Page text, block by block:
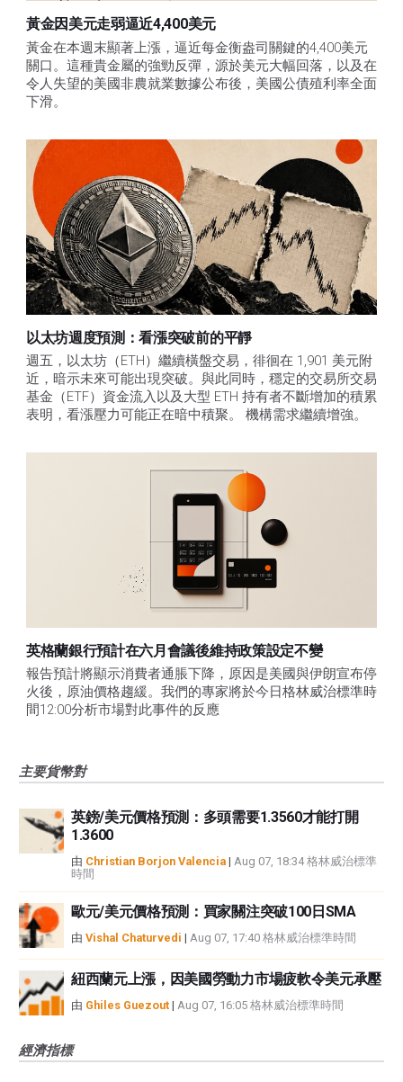
黃金因美元走弱逼近4,400美元
黃金在本週末顯著上漲，逼近每金衡盎司關鍵的4,400美元
關口。這種貴金屬的強勁反彈，源於美元大幅回落，以及在
令人失望的美國非農就業數據公布後，美國公債殖利率全面
下滑。
以太坊週度預測：看漲突破前的平靜
週五，以太坊（ETH）繼續橫盤交易，徘徊在 1,901 美元附
近，暗示未來可能出現突破。與此同時，穩定的交易所交易
基金（ETF）資金流入以及大型 ETH 持有者不斷增加的積累
表明，看漲壓力可能正在暗中積聚。 機構需求繼續增強。
英格蘭銀行預計在六月會議後維持政策設定不變
報告預計將顯示消費者通脹下降，原因是美國與伊朗宣布停
火後，原油價格趨緩。我們的專家將於今日格林威治標準時
間12:00分析市場對此事件的反應
主要貨幣對
英鎊/美元價格預測：多頭需要1.3560才能打開
1.3600
由 Christian Borjon Valencia | Aug 07, 18:34 格林威治標準
時間
歐元/美元價格預測：買家關注突破100日SMA
由 Vishal Chaturvedi | Aug 07, 17:40 格林威治標準時間
紐西蘭元上漲，因美國勞動力市場疲軟令美元承壓
由 Ghiles Guezout | Aug 07, 16:05 格林威治標準時間
經濟指標